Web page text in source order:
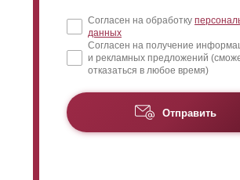
Согласен на обработку
данных
Согласен на получение
и рекламных предложений
отказаться в любое время)
Отправить